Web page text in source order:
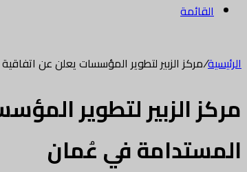
القائمة
الرئيسية/مركز الزبير لتطوير المؤسسات يعلن عن
مركز الزبير لتطوير
المستدامة في عُمان